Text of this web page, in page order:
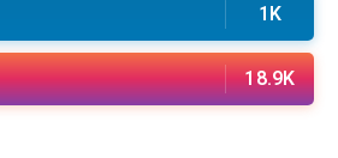
1K
18.9K